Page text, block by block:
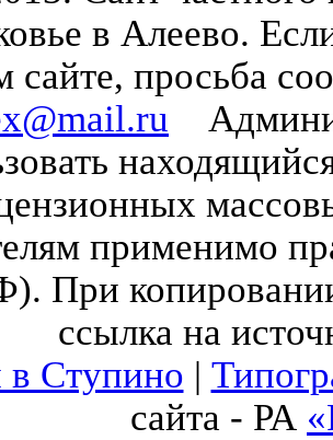
в Алеево.
сайте, просьба
применимо
При копировании
ссылка на
в Ступино |
сайта - РА